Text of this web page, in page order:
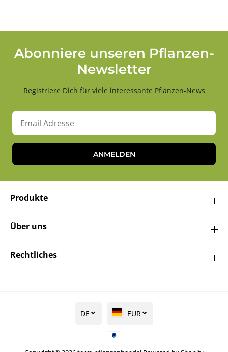
Abonniere unseren Pflanzen-
Newsletter
Registriere Dich für viele interessante Pflanzen-News
ANMELDEN
Produkte
Über uns
Rechtliches
DE EUR